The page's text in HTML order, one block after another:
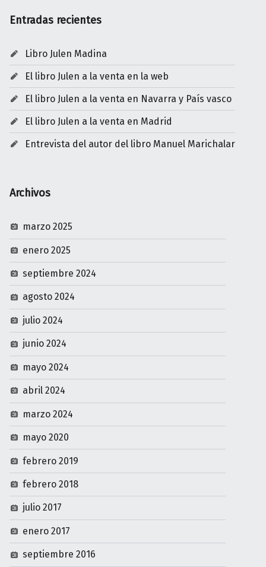
Entradas recientes
Libro Julen Madina
El libro Julen a la venta en la web
El libro Julen a la venta en Navarra y País vasco
El libro Julen a la venta en Madrid
Entrevista del autor del libro Manuel Marichalar
Archivos
marzo 2025
enero 2025
septiembre 2024
agosto 2024
julio 2024
junio 2024
mayo 2024
abril 2024
marzo 2024
mayo 2020
febrero 2019
febrero 2018
julio 2017
enero 2017
septiembre 2016